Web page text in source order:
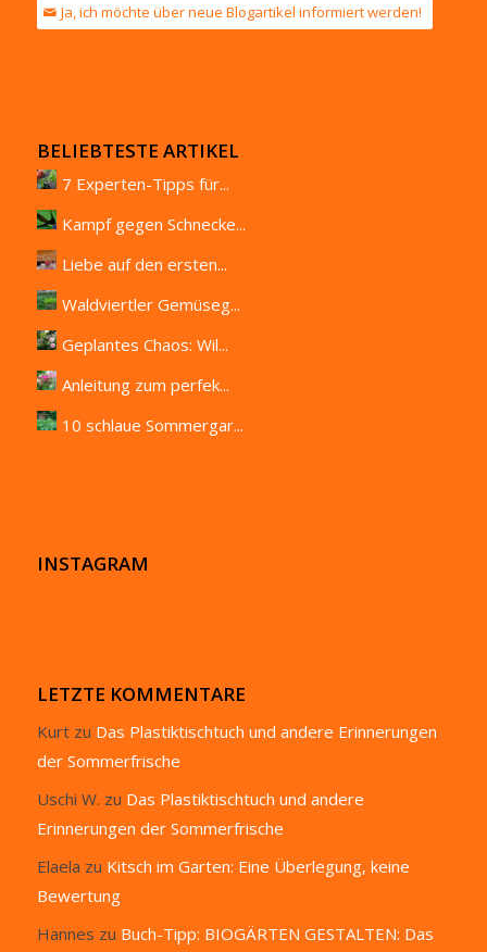
Ja, ich möchte über neue Blogartikel informiert werden!
BELIEBTESTE ARTIKEL
7 Experten-Tipps für...
Kampf gegen Schnecke...
Liebe auf den ersten...
Waldviertler Gemüseg...
Geplantes Chaos: Wil...
Anleitung zum perfek...
10 schlaue Sommergar...
INSTAGRAM
LETZTE KOMMENTARE
Kurtzu Das Plastiktischtuch und andere Erinnerungen
der Sommerfrische
Uschi W. zu Das Plastiktischtuch und andere
Erinnerungen der Sommerfrische
Elaela zu Kitsch im Garten: Eine Überlegung, keine
Bewertung
Hannes zu Buch-Tipp: BIOGÄRTEN GESTALTEN: Das